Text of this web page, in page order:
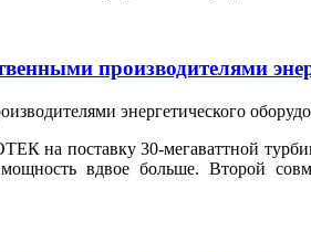
производителями
на поставку 30-мегаваттной
вдвое больше. Второй